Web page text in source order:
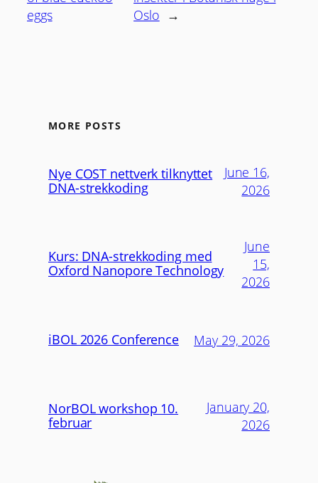
eggs
Oslo →
MORE POSTS
Nye COST nettverk tilknyttet
DNA-strekkoding
June 16,
2026
Kurs: DNA-strekkoding med
Oxford Nanopore Technology
June
15,
2026
iBOL 2026 Conference May 29, 2026
NorBOL workshop 10.
februar
January 20,
2026